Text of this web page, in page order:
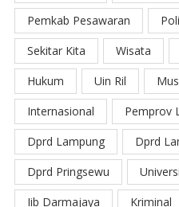
Pemkab Pesawaran
Sekitar Kita
Wisata
Hukum
Uin Ril
Internasional
Pemprov
Dprd Lampung
Dprd
Dprd Pringsewu
Iib Darmajaya
Kriminal